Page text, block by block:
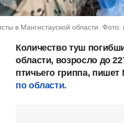
в Мангистауской области.
Количество туш
области, возросло до
птичьего гриппа,
по области.